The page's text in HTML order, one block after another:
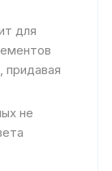
для
придавая
не